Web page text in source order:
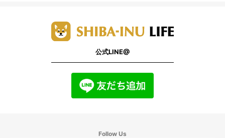
公式LINE@
Follow Us